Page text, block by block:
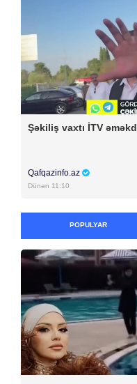
Şəkiliş vaxtı İTV
Qafqazinfo.az
Dünən 11:10
POPULYAR